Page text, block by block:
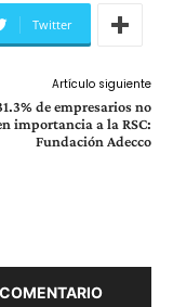
Twitter
Artículo siguiente
de empresarios no
importancia a la RSC:
Fundación Adecco